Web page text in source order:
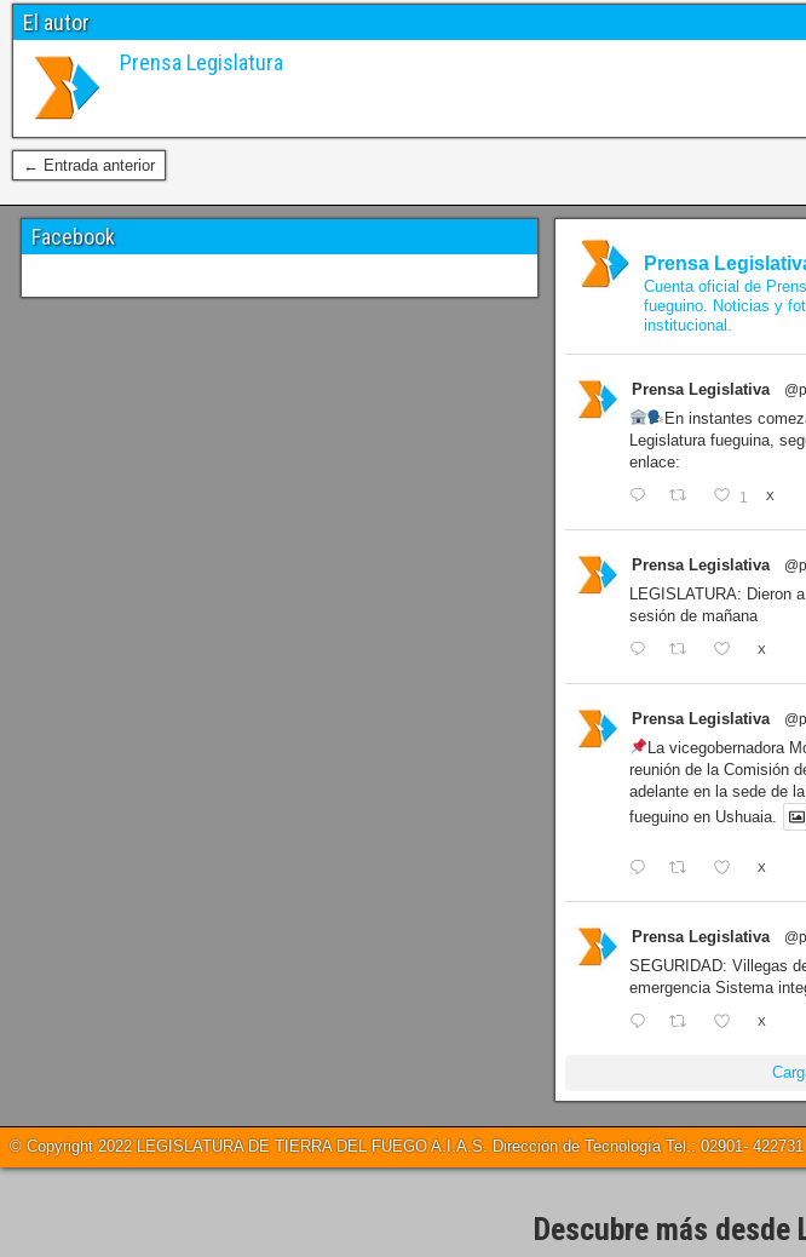
El autor
Prensa Legislatura
← Entrada anterior
Facebook
Prensa
Cuenta oficial de
fueguino. Noticias y
institucional.
Prensa Legislativa
En instantes
Legislatura fueguina,
enlace:
1 X
Prensa Legislativa
LEGISLATURA: Dieron
sesión de mañana
X
Prensa Legislativa
La vicegobernadora
reunión de la Comisión
adelante en la sede de
fueguino en Ushuaia.
X
Prensa Legislativa
SEGURIDAD: Villegas
emergencia Sistema
X
© Copyright 2022 LEGISLATURA DE TIERRA DEL FUEGO A.I.A.S. Dirección de Tecnología Tel.: 02901- 422731
Descubre más desde